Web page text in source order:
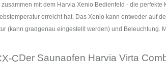
mit dem Harvia Xenio Bedienfeld - die
erreicht hat. Das Xenio kann entweder auf
(kann gradgenau eingestellt werden) und
Der Saunaofen Harvia Virta